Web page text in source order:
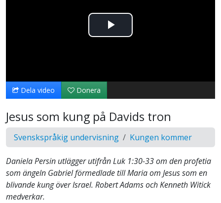
Spela
video
Dela video Donera
Jesus som kung på Davids tron
Svenskspråkig undervisning Kungen kommer
Daniela Persin utlägger utifrån Luk 1:30-33 om den profetia
som ängeln Gabriel förmedlade till Maria om Jesus som en
blivande kung över Israel. Robert Adams och Kenneth Witick
medverkar.